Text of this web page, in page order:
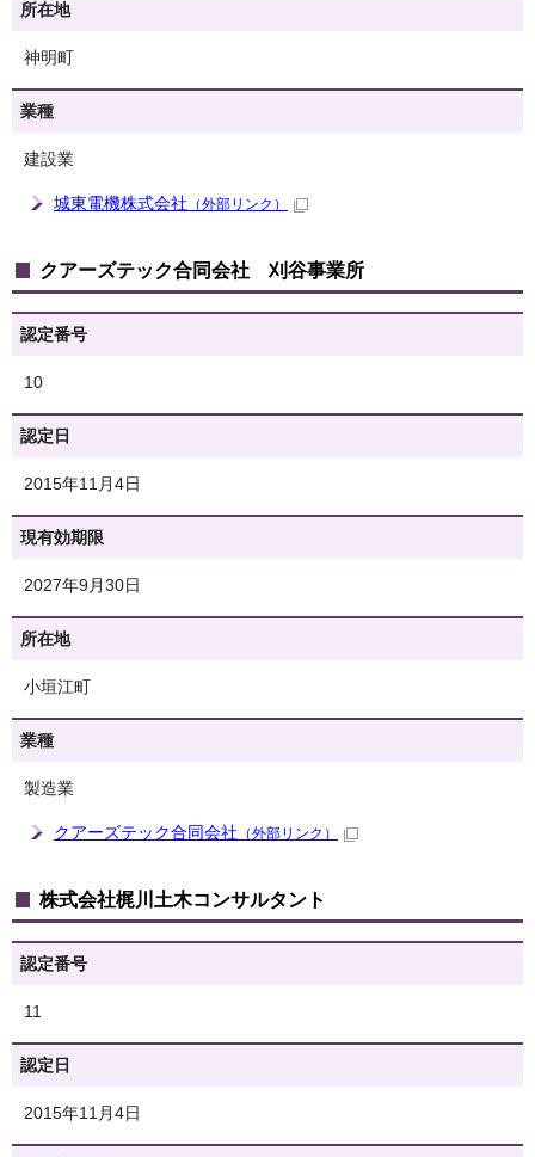
所在地
神明町
業種
建設業
城東電機株式会社 （外部リンク）
クアーズテック合同会社 刈谷事業所
認定番号
10
認定日
2015年11月4日
現有効期限
2027年9月30日
所在地
小垣江町
業種
製造業
クアーズテック合同会社 （外部リンク）
株式会社梶川土木コンサルタント
認定番号
11
認定日
2015年11月4日